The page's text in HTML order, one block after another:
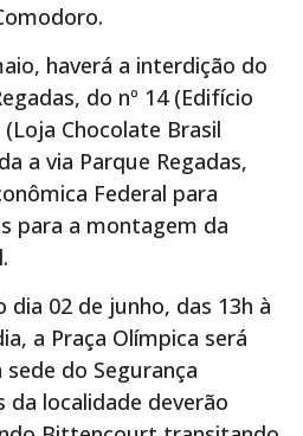
haverá a interdição do
do nº 14 (Edifício
Chocolate Brasil
a via Parque Regadas,
Federal para
para a montagem da
dia 02 de junho, das 13h à
a Praça Olímpica será
do Segurança
da localidade deverão